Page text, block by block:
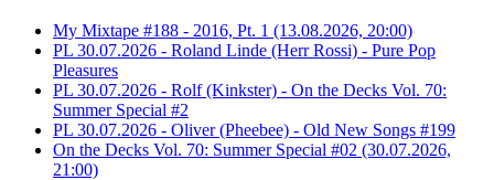
My Mixtape #188 - 2016, Pt. 1 (13.08.2026, 20:00)
PL 30.07.2026 - Roland Linde (Herr Rossi) - Pure Pop
Pleasures
PL 30.07.2026 - Rolf (Kinkster) - On the Decks Vol. 70:
Summer Special #2
PL 30.07.2026 - Oliver (Pheebee) - Old New Songs #199
On the Decks Vol. 70: Summer Special #02 (30.07.2026,
21:00)